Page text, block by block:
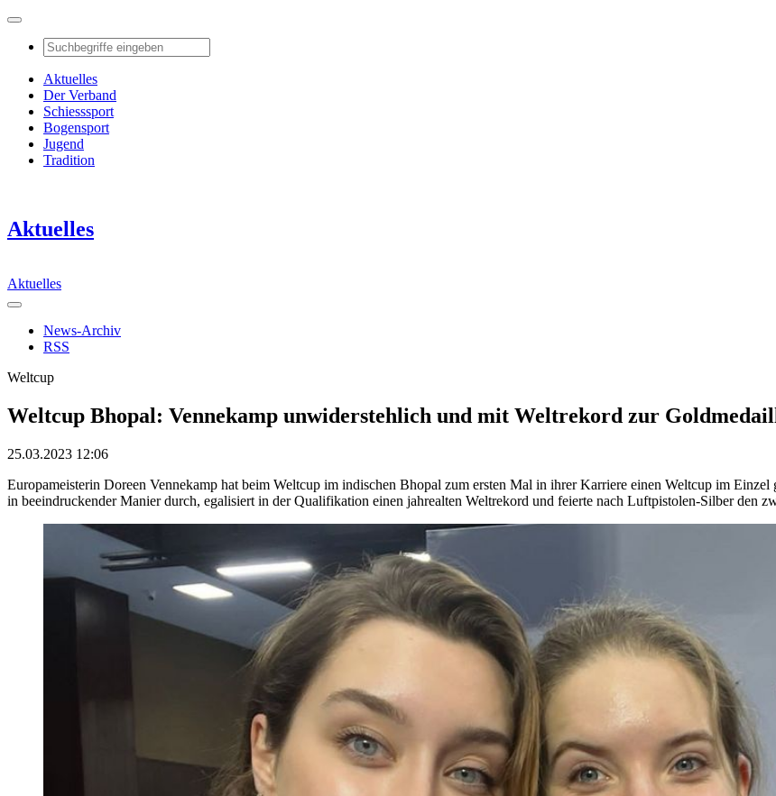
Aktuelles
Der Verband
Schiesssport
Bogensport
Jugend
Tradition
Aktuelles
Aktuelles
News-Archiv
RSS
Weltcup
Weltcup Bhopal: Vennekamp unwiderstehlich und mit Weltrekord zur
25.03.2023 12:06
Europameisterin Doreen Vennekamp hat beim Weltcup im indischen Bhopal zum ersten Mal in ihrer Karriere einen Weltcup im
in beeindruckender Manier durch, egalisiert in der Qualifikation einen jahrealten Weltrekord und feierte nach Luftpistolen-Silber den